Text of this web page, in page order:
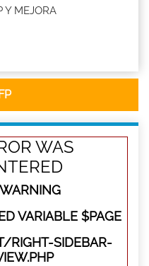
Y MEJORA
WAS
VARIABLE $PAGE
RIGHT-SIDEBAR-